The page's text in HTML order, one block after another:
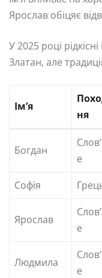
Ярослав обіцяє
У 2025 році
Златан, але
Ім’я
ня
Богдан
е
Софія
Ярослав
е
Людмила
е